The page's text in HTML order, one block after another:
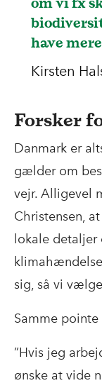
have
Kirsten
Forsker
Danmark er
gælder om
vejr. Alligevel
Christensen,
lokale
sig, så vi
Samme
”Hvis jeg
ønske at vide